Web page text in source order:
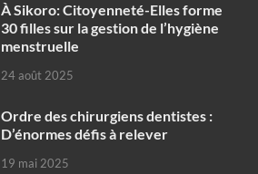
À Sikoro: Citoyenneté-Elles forme
30 filles sur la gestion de l’hygiène
menstruelle
24 août 2025
Ordre des chirurgiens dentistes :
D’énormes défis à relever
19 mai 2025